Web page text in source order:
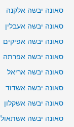
סאונה יבשה אלקנה
סאונה יבשה אעבלין
סאונה יבשה אפיקים
סאונה יבשה אפרתה
סאונה יבשה אריאל
סאונה יבשה אשדוד
סאונה יבשה אשקלון
סאונה יבשה אשתאול